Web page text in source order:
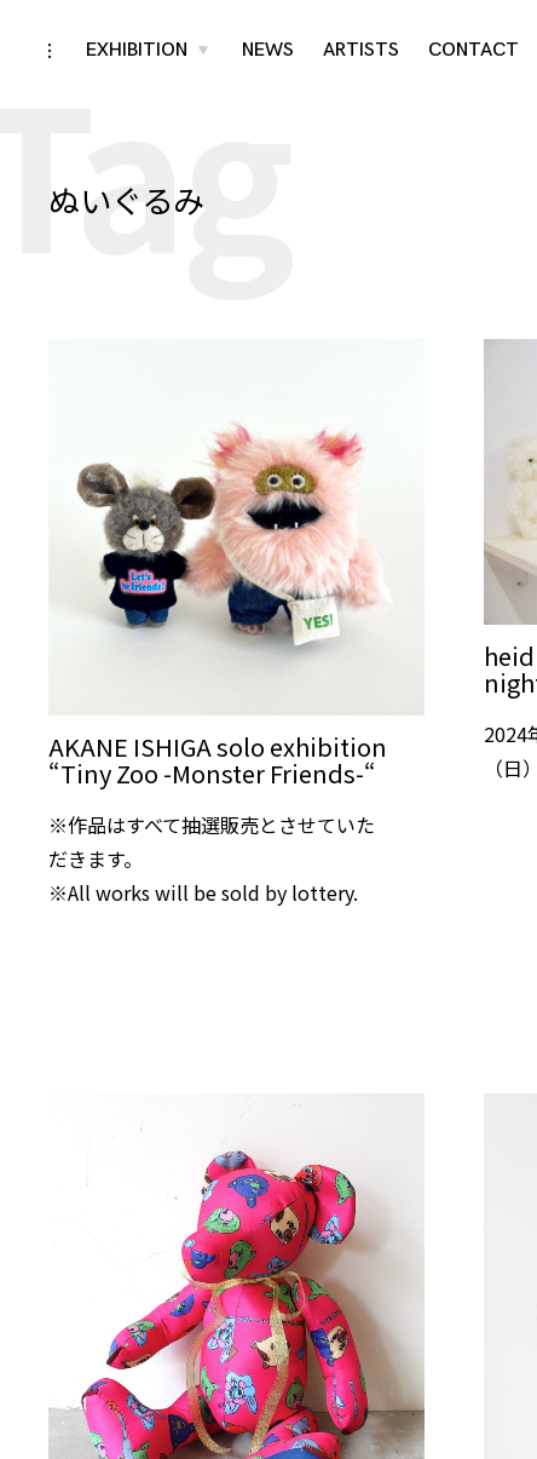
Skip
toggleEXHIBITION
toggle
NEWS ARTISTS CONTACT
ぬいぐるみ
AKANE ISHIGA solo exhibition
“Tiny Zoo -Monster Friends-“
※作品はすべて抽選販売とさせていた
だきます。
※All works will be sold by lottery.
2024
（日）